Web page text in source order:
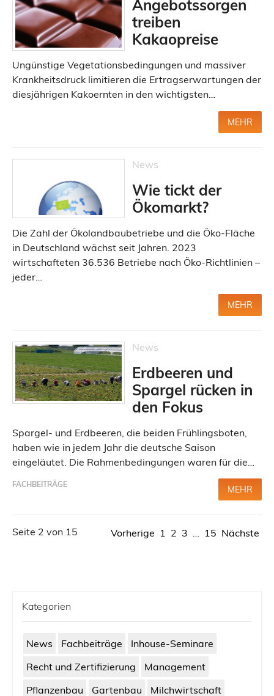
Angebotssorgen
treiben
Kakaopreise
Ungünstige Vegetationsbedingungen und massiver
Krankheitsdruck limitieren die Ertragserwartungen der
diesjährigen Kakoernten in den wichtigsten…
MEHR
News
Wie tickt der
Ökomarkt?
Die Zahl der Ökolandbaubetriebe und die Öko-Fläche
in Deutschland wächst seit Jahren. 2023
wirtschafteten 36.536 Betriebe nach Öko-Richtlinien –
jeder…
MEHR
News
Erdbeeren und
Spargel rücken in
den Fokus
Spargel- und Erdbeeren, die beiden Frühlingsboten,
haben wie in jedem Jahr die deutsche Saison
eingeläutet. Die Rahmenbedingungen waren für die…
FACHBEITRÄGE MEHR
Seite 2 von 15 Vorherige 1 2 3 … 15 Nächste
Kategorien
News Fachbeiträge
Inhouse-Seminare
Recht und Zertifizierung
Management
Pflanzenbau
Gartenbau
Milchwirtschaft